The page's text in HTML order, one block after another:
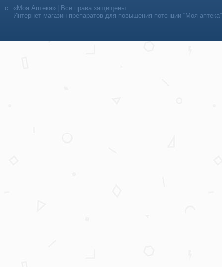
«Моя Аптека» | Все права защищены
Интернет-магазин препаратов для повышения потенции “Моя